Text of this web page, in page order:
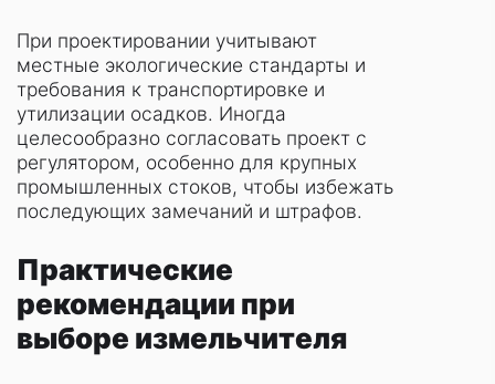
При проектировании учитывают
местные экологические стандарты и
требования к транспортировке и
утилизации осадков. Иногда
целесообразно согласовать проект с
регулятором, особенно для крупных
промышленных стоков, чтобы избежать
последующих замечаний и штрафов.
Практические
рекомендации при
выборе измельчителя